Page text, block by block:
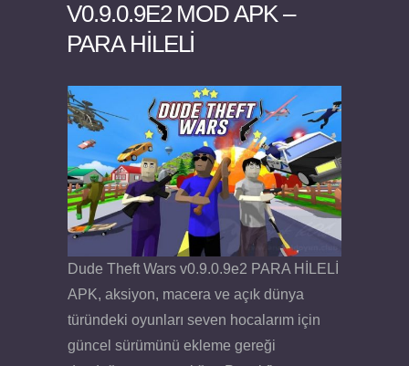
Felix the Reaper v1.25 FULL APK
V0.9.0.9E2 MOD APK –
PARA HİLELİ
Dude Theft Wars v0.9.0.9e2 PARA HİLELİ
APK, aksiyon, macera ve açık dünya
türündeki oyunları seven hocalarım için
güncel sürümünü ekleme gereği